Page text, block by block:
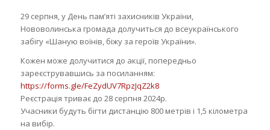
29 серпня, у День пам’яті захисників України,
Нововолинська громада долучиться до всеукраїнського
забігу «Шаную воїнів, біжу за героїв України».
Кожен може долучитися до акції, попередньо
зареєструвавшись за посиланням:
https://forms.gle/FeZydUV7RpzJqZ2k8
Реєстрація триває до 28 серпня 2024р.
Учасники будуть бігти дистанцію 800 метрів і 1,5 кілометра
на вибір.